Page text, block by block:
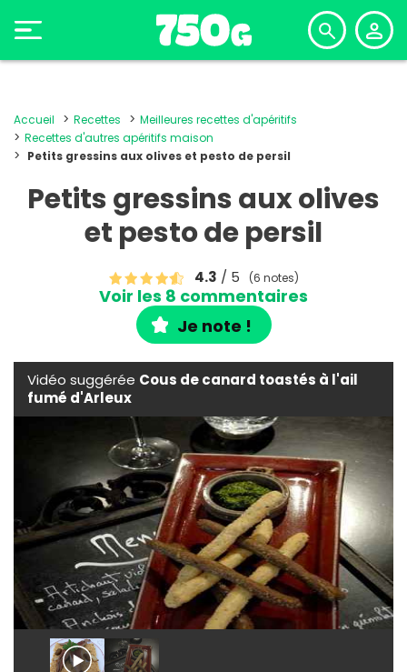
Accueil Recettes
Meilleures recettes d'apéritifs
Recettes d'autres apéritifs maison
Petits gressins aux olives et pesto de persil
Petits gressins aux olives
et pesto de persil
4.3 / 5 (6 notes)
Voir les 8 commentaires
Je note !
Vidéo suggérée Cous de canard toastés à l'ail
fumé d'Arleux